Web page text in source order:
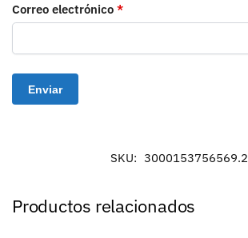
Correo electrónico *
SKU: 3000153756569.2
Productos relacionados